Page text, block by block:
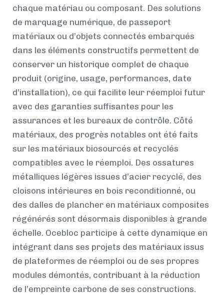
chaque matériau ou composant. Des solutions
de marquage numérique, de passeport
matériaux ou d’objets connectés embarqués
dans les éléments constructifs permettent de
conserver un historique complet de chaque
produit (origine, usage, performances, date
d’installation), ce qui facilite leur réemploi futur
avec des garanties suffisantes pour les
assurances et les bureaux de contrôle. Côté
matériaux, des progrès notables ont été faits
sur les matériaux biosourcés et recyclés
compatibles avec le réemploi. Des ossatures
métalliques légères issues d’acier recyclé, des
cloisons intérieures en bois reconditionné, ou
des dalles de plancher en matériaux composites
régénérés sont désormais disponibles à grande
échelle. Ocebloc participe à cette dynamique en
intégrant dans ses projets des matériaux issus
de plateformes de réemploi ou de ses propres
modules démontés, contribuant à la réduction
de l’empreinte carbone de ses constructions.